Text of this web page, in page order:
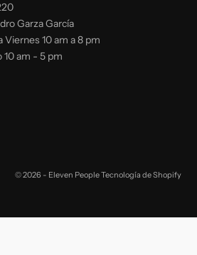
Garza García
Viernes 10 am a 8 pm
10 am - 5 pm
© 2026 - Eleven PeopleTecnología de Shopify